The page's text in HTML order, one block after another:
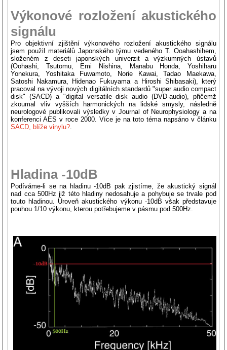
Výkonové rozložení akustického
signálu
Pro objektivní zjištění výkonového rozložení akustického signálu
jsem použil materiálů Japonského týmu vedeného T. Ooahashihem,
složeném z deseti japonských univerzit a výzkumných ústavů
(Oohashi, Tsutomu, Emi Nishina, Manabu Honda, Yoshiharu
Yonekura, Yoshitaka Fuwamoto, Norie Kawai, Tadao Maekawa,
Satoshi Nakamura, Hidenao Fukuyama a Hiroshi Shibasaki), který
pracoval na vývoji nových digitálních standardů "super audio compact
disk" (SACD) a "digital versatile disk audio (DVD-audio), přičemž
zkoumal vliv vyšších harmonických na lidské smysly, následně
neurologové publikovali výsledky v Journal of Neurophysiology a na
konferenci AES v roce 2000. Více je na toto téma napsáno v článku
SACD, blíže vinylu?
Hladina -10dB
Podíváme-li se na hladinu -10dB pak zjistíme, že akustický signál
nad cca 500Hz již této hladiny nedosahuje a pohybuje se trvale pod
touto hladinou. Úroveň akustického výkonu -10dB však představuje
pouhou 1/10 výkonu, kterou potřebujeme v pásmu pod 500Hz.